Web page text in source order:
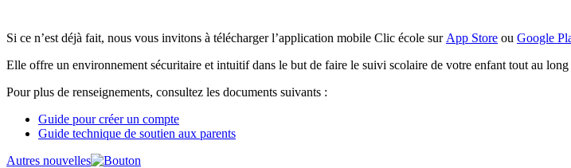
Si ce n’est déjà fait, nous vous invitons à télécharger l’application mobile Clic école sur App Store ou Google
Elle offre un environnement sécuritaire et intuitif dans le but de faire le suivi scolaire de votre enfant tout au
Pour plus de renseignements, consultez les documents suivants :
Guide pour créer un compte
Guide technique de soutien aux parents
Autres nouvelles